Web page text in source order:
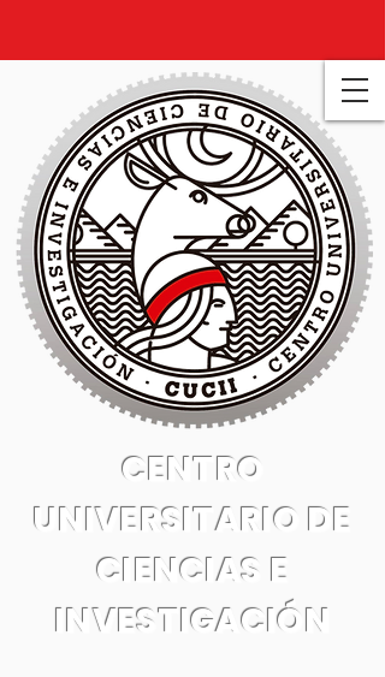
CENTRO
UNIVERSITARIO DE
CIENCIAS E
INVESTIGACIÓN